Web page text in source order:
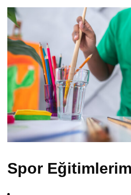
Spor